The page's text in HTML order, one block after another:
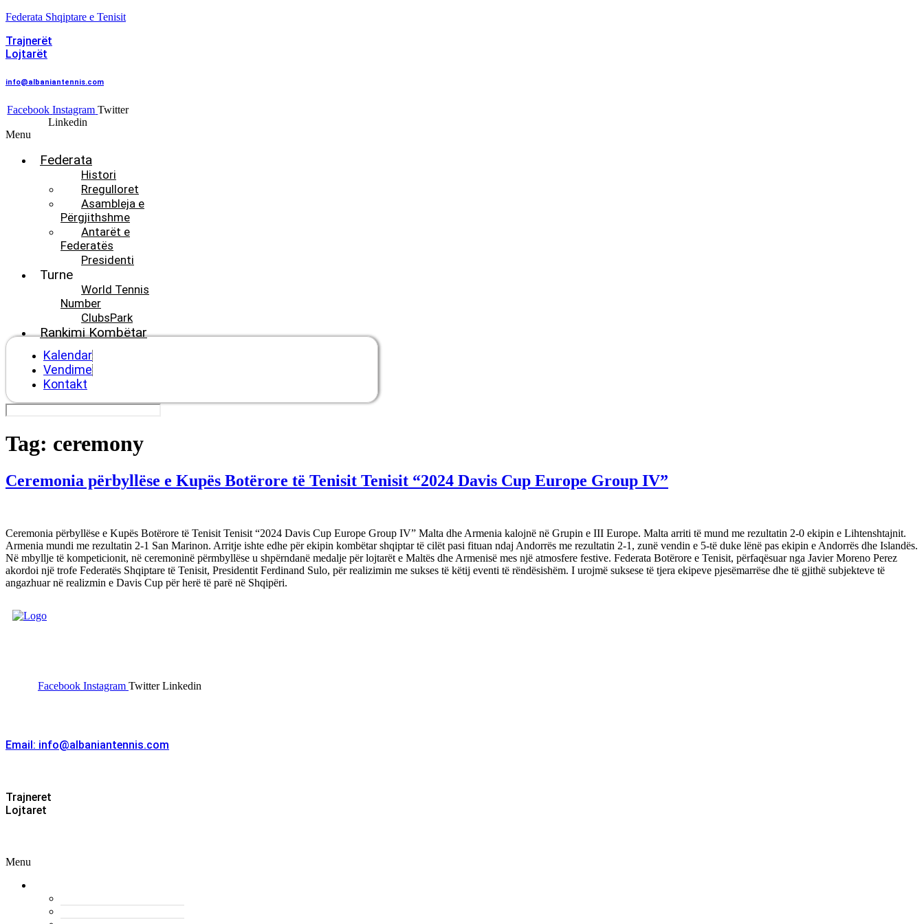
Federata Shqiptare e Tenisit
Trajnerët
Lojtarët
info@albaniantennis.com
Facebook Instagram Twitter
Linkedin
Menu
Federata
Histori
Rregulloret
Asambleja e
Përgjithshme
Antarët e
Federatës
Presidenti
Turne
World Tennis
Number
ClubsPark
Rankimi Kombëtar
Kalendar
Vendime
Kontakt
Tag: ceremony
Ceremonia përbyllëse e Kupës Botërore të Tenisit Tenisit “2024 Davis Cup Europe Group IV”
Ceremonia përbyllëse e Kupës Botërore të Tenisit Tenisit “2024 Davis Cup Europe Group IV” Malta dhe Armenia kalojnë në Grupin e III Europe. Malta arriti të mund me rezultatin 2-0 ekipin e Lihtenshtajnit.
Armenia mundi me rezultatin 2-1 San Marinon. Arritje ishte edhe për ekipin kombëtar shqiptar të cilët pasi fituan ndaj Andorrës me rezultatin 2-1, zunë vendin e 5-të duke lënë pas ekipin e Andorrës dhe Islandës.
Në mbyllje të kompeticionit, në ceremoninë përmbyllëse u shpërndanë medalje për lojtarët e Maltës dhe Armenisë mes një atmosfere festive. Federata Botërore e Tenisit, përfaqësuar nga Javier Moreno Perez
akordoi një trofe Federatës Shqiptare të Tenisit, Presidentit Ferdinand Sulo, për realizimin me sukses të këtij eventi të rëndësishëm. I urojmë suksese të tjera ekipeve pjesëmarrëse dhe të gjithë subjekteve të
angazhuar në realizmin e Davis Cup për herë të parë në Shqipëri.
Facebook Instagram Twitter Linkedin
Email: info@albaniantennis.com
Trajneret
Lojtaret
Menu